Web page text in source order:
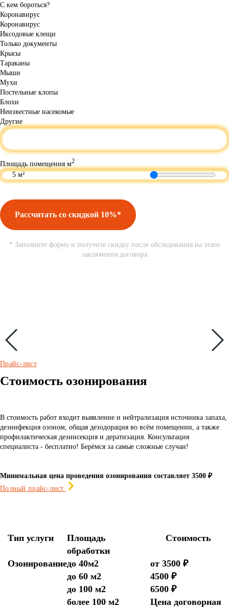
С кем бороться?
Коронавирус
Коронавирус
Иксодовые клещи
Только документы
Крысы
Тараканы
Мыши
Мухи
Постельные клопы
Блохи
Неизвестные насекомые
Другие
Площадь помещения м2
5 м²
Рассчитать со скидкой 10%*
* Заполните форму и получите скидку после обследования на этапе
заключения договора
Прайс-лист
Стоимость озонирования
В стоимость работ входит выявление и нейтрализация источника запаха,
дезинфекция озоном, общая дезодорация во всём помещении, а также
профилактическая дезинсекция и дератизация. Консультация
специалиста - бесплатно! Берёмся за самые сложные случаи!
Минимальная цена проведения озонирования составляет 3500 ₽
Полный прайс-лист
Тип услуги
Площадь
обработки
Стоимость
Озонированиедо 40м2
от 3500 ₽
до 60 м2
4500 ₽
до 100 м2
6500 ₽
более 100 м2
Цена договорная